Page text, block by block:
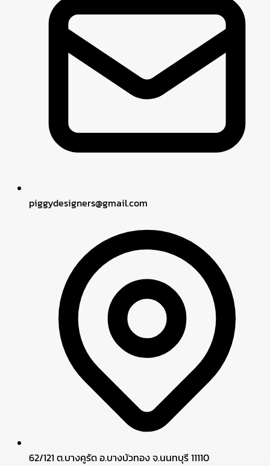
piggydesigners@gmail.com
62/121 ต.บางคูรัด อ.บางบัวทอง จ.นนทบุรี 11110